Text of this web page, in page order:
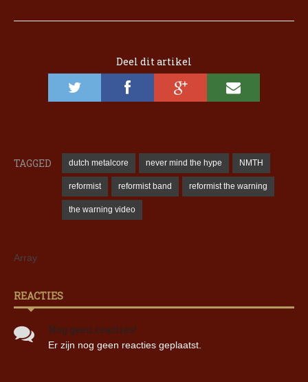
Deel dit artikel
TAGGED dutch metalcore never mind the hype NMTH
reformist reformist band reformist the warning
the warning video
Array
REACTIES
Nog geen reacties!
Er zijn nog geen reacties geplaatst.